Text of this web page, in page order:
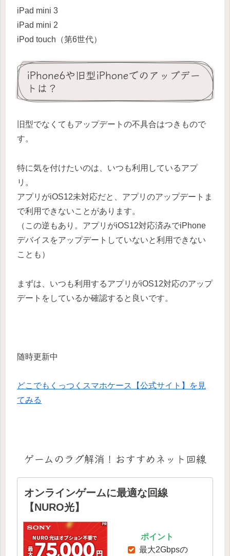
iPad mini 3
iPad mini 2
iPod touch（第6世代）
iPhone6や旧型iPhoneでのアップデー
トは？
旧型でなくてもアップデートの不具合はつきもので
す。
特に気を付けたいのは、いつも利用しているアプ
リ。
アプリがiOS12未対応だと、アプリのアップデートま
で利用できないことがあります。
（この逆もあり。アプリがiOS12対応済みでiPhone
デバイスをアップデートしていないと利用できない
ことも）
まずは、いつも利用するアプリがiOS12対応のアップ
デートをしているか確認すると良いです。
随時更新中
どこでもくっつくスマホケース【公式サイト】を見
てみる
ゲームのラグ解消！おすすめネット回線
オンラインゲームに最適な回線
【NURO光】
ポイント
最大2Gbpsの